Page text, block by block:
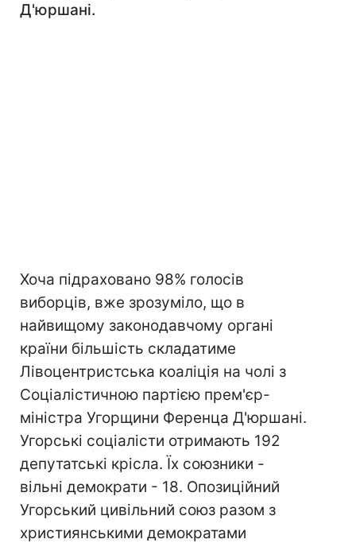
Д'юршані.
Хоча підраховано 98% голосів
виборців, вже зрозуміло, що в
найвищому законодавчому органі
країни більшість складатиме
Лівоцентристська коаліція на чолі з
Соціалістичною партією прем'єр-
міністра Угорщини Ференца Д'юршані.
Угорські соціалісти отримають 192
депутатські крісла. Їх союзники -
вільні демократи - 18. Опозиційний
Угорський цивільний союз разом з
християнськими демократами